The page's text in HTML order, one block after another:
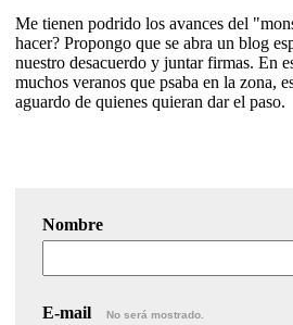
Me tienen podrido los avances del
hacer? Propongo que se abra un blog
nuestro desacuerdo y juntar firmas. En
muchos veranos que psaba en la zona,
aguardo de quienes quieran dar el paso.
Nombre
E-mail No será mostrado.